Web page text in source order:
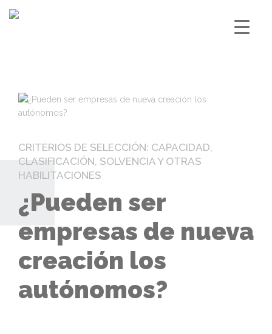
CRITERIOS DE SELECCIÓN: CAPACIDAD,
CLASIFICACIÓN, SOLVENCIA Y OTRAS
HABILITACIONES
¿Pueden ser
empresas de nueva
creación los
autónomos?